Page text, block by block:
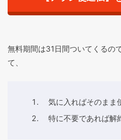
無料期間は31日間ついてくるの
て、
気に入ればそのまま
特に不要であれば解